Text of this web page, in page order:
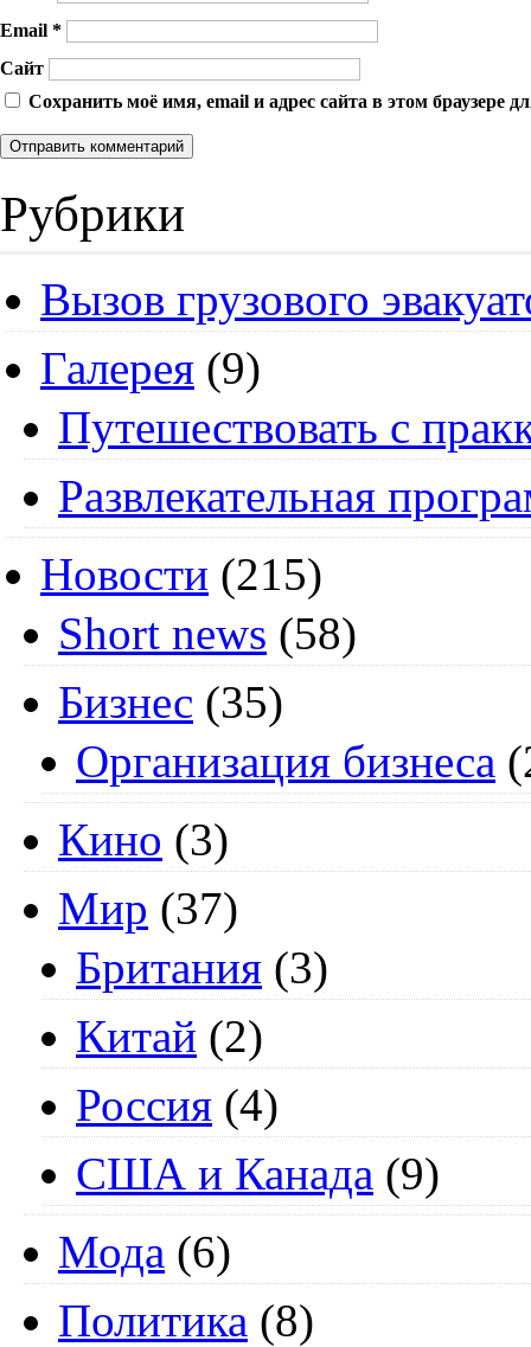
Email *
Сайт
Сохранить моё имя, email и адрес сайта в этом браузере
Рубрики
Вызов грузового
Галерея (9)
Путешествовать с
Развлекательная
Новости (215)
Short news (58)
Бизнес (35)
Организация бизнеса
Кино (3)
Мир (37)
Британия (3)
Китай (2)
Россия (4)
США и Канада (9)
Мода (6)
Политика (8)